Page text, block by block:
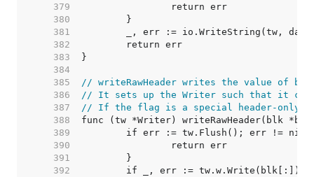
   379
   380
   381
   382
   383
   384
   385
// writeRawHeader writes the value of
   386
// It sets up the Writer such that it
   387
// If the flag is a special header-only
   388
   389
   390
   391
   392